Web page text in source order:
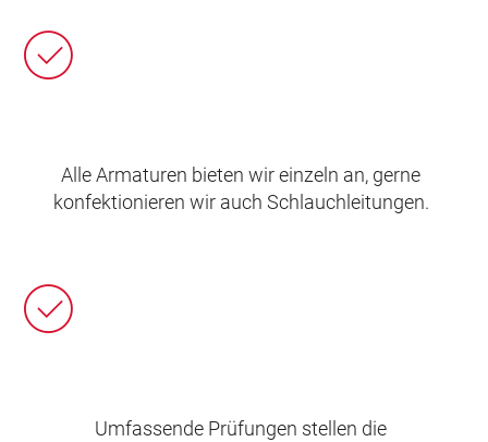
Alle Armaturen bieten wir einzeln an, gerne
konfektionieren wir auch Schlauchleitungen.
Umfassende Prüfungen stellen die